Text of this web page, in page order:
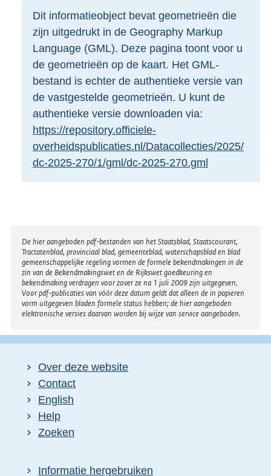
t
t
e
2
K
b
Dit informatieobject bevat geometrieën die
zijn uitgedrukt in de Geography Markup
Language (GML). Deze pagina toont voor u
de geometrieën op de kaart. Het GML-
bestand is echter de authentieke versie van
de vastgestelde geometrieën. U kunt de
authentieke versie downloaden via:
https://repository.officiele-
overheidspublicaties.nl/Datacollecties/2025/
dc-2025-270/1/gml/dc-2025-270.gml
Disclaimer
De hier aangeboden pdf-bestanden van het Staatsblad, Staatscourant,
Tractatenblad, provinciaal blad, gemeenteblad, waterschapsblad en blad
gemeenschappelijke regeling vormen de formele bekendmakingen in de
zin van de Bekendmakingswet en de Rijkswet goedkeuring en
bekendmaking verdragen voor zover ze na 1 juli 2009 zijn uitgegeven.
Voor pdf-publicaties van vóór deze datum geldt dat alleen de in papieren
vorm uitgegeven bladen formele status hebben; de hier aangeboden
elektronische versies daarvan worden bij wijze van service aangeboden.
Over deze website
Contact
English
Help
Zoeken
Informatie hergebruiken